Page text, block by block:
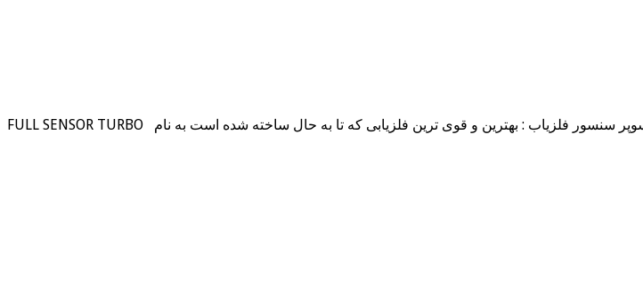
انواع سنسور و سوپر سنسور فلزیاب ۱-فلزیاب FULL SENSOR TURBO 18000 انواع سنسور و سوپر سنسور فلزیاب : بهترین و قوی ترین فلزیابی که تا به حال ساخته شده است به نام FULL SENSOR TURBO